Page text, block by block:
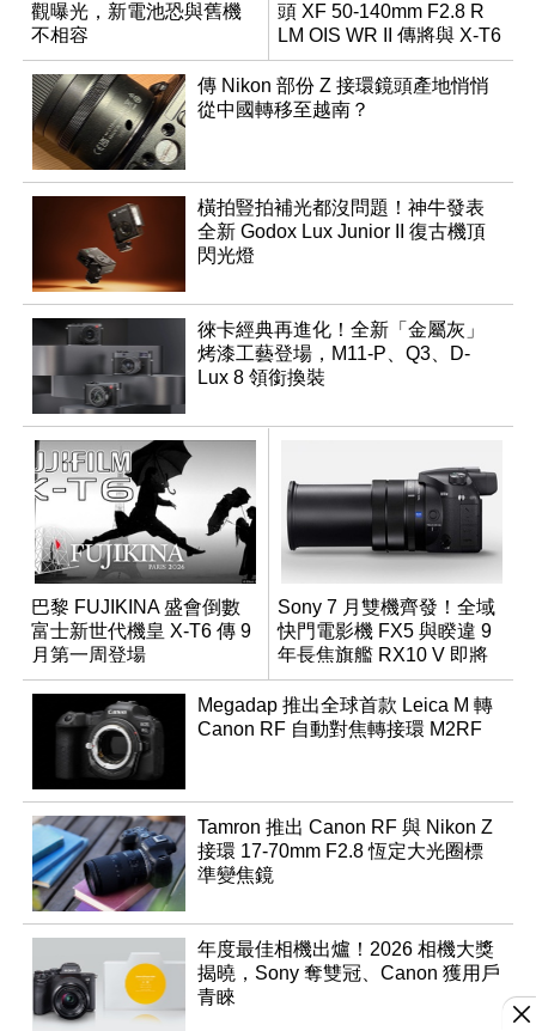
觀曝光，新電池恐與舊機
不相容
頭 XF 50-140mm F2.8 R
LM OIS WR II 傳將與 X-T6
同步亮相
傳 Nikon 部份 Z 接環鏡頭產地悄悄
從中國轉移至越南？
橫拍豎拍補光都沒問題！神牛發表
全新 Godox Lux Junior II 復古機頂
閃光燈
徠卡經典再進化！全新「金屬灰」
烤漆工藝登場，M11-P、Q3、D-
Lux 8 領銜換裝
巴黎 FUJIKINA 盛會倒數
富士新世代機皇 X-T6 傳 9
月第一周登場
Sony 7 月雙機齊發！全域
快門電影機 FX5 與睽違 9
年長焦旗艦 RX10 V 即將
登場
Megadap 推出全球首款 Leica M 轉
Canon RF 自動對焦轉接環 M2RF
Tamron 推出 Canon RF 與 Nikon Z
接環 17-70mm F2.8 恆定大光圈標
準變焦鏡
年度最佳相機出爐！2026 相機大獎
揭曉，Sony 奪雙冠、Canon 獲用戶
青睞